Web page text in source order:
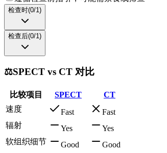
检查时(0/1)
检查后(0/1)
⚖️SPECT vs CT 对比
比较项目 SPECT
CT
速度
Fast
Fast
辐射
Yes
Yes
软组织细节
Good
Good